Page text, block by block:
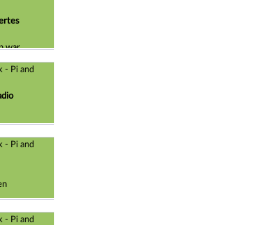
war
- Pi and
- Pi and
- Pi and